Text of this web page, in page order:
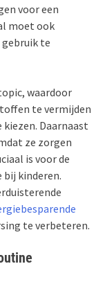
voor een
moet ook
te
waardoor
te vermijden
Daarnaast
ze zorgen
is voor de
kinderen.
te verbeteren.